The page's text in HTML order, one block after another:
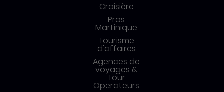
Croisière
Pros
Martinique
Tourisme
d'affaires
Agences de
voyages &
Tour
Operateurs